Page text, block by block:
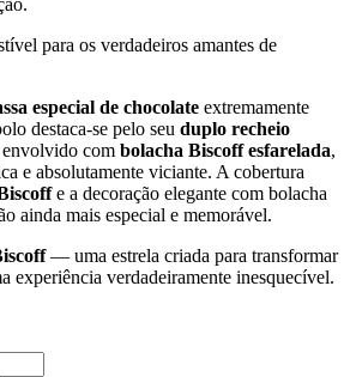
para os verdadeiros amantes de
especial de chocolate extremamente
destaca-se pelo seu duplo recheio
envolvido com bolacha Biscoff esfarelada,
e absolutamente viciante. A cobertura
e a decoração elegante com bolacha
ainda mais especial e memorável.
— uma estrela criada para transformar
experiência verdadeiramente inesquecível.